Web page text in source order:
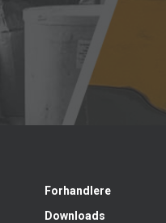
Forhandlere
Downloads